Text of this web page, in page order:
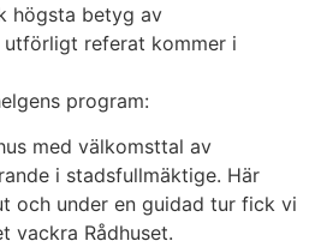
högsta betyg av
utförligt referat kommer i
program:
med välkomsttal av
i stadsfullmäktige. Här
och under en guidad tur fick vi
vackra Rådhuset.